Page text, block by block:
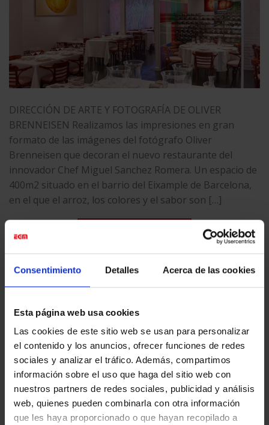
Consentimiento Detalles Acerca de las cookies
Esta página web usa cookies
Las cookies de este sitio web se usan para personalizar
el contenido y los anuncios, ofrecer funciones de redes
sociales y analizar el tráfico. Además, compartimos
información sobre el uso que haga del sitio web con
nuestros partners de redes sociales, publicidad y análisis
web, quienes pueden combinarla con otra información
que les haya proporcionado o que hayan recopilado a
DIRECCIÓN DE ARTE Y FOTOGRAFÍA DE OLIVER
BRENNEISEN Realizamos las impresiones en gran
formato de las imágenes del fotógrafo Oliver
Brenneisen que decoran el nuevo restaurante del
innovador Chef Miguel Sanchez Romera. Un espacio de
400m2 situado en el barrio del Eixample de Barcelona,
en el que el arroz, los colores y el sabor son […]
Publicado enDigital Printing|Etiquetado Bastidor aluminio,Dibond,
ÚLTIMAS NOTICIAS
LA CAPELLA
Comentarios desactivadosen
CAPELLA
LA VIRREINA